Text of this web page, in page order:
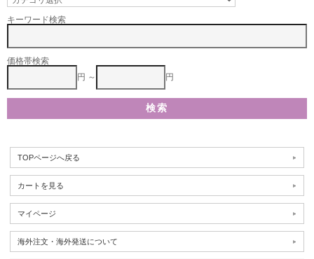
キーワード検索
価格帯検索
円 ～
円
TOPページへ戻る
カートを見る
マイページ
海外注文・海外発送について